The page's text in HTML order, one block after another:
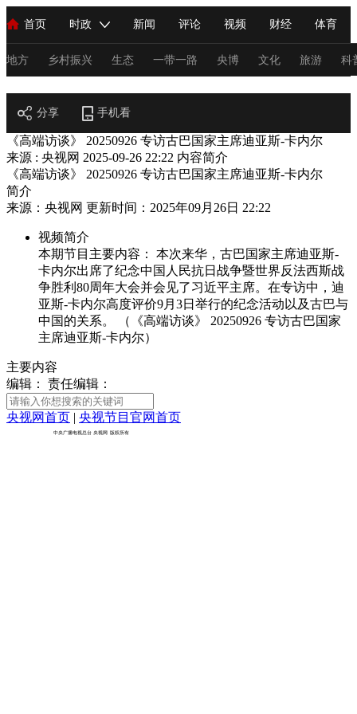
首页 时政 新闻 评论 视频 财经 体育
人民领袖习近平 联播+ 中国领导人 央视快评 习式妙语
直播 栏目大全 节目单 听音 微视频 主持人
海外频道 iPanda English Монгол
地方 乡村振兴 生态 一带一路 央博 文化 旅游 科
总台春晚 网络春晚
新闻 国内 国际 评论 经济 军事 科技
人民领袖习近平 联播+ 热解读 天天学习
视频 小央视频 小央直播 直播中国 熊猫频道
现场 前线 比划 快看 蓝海中国 新兵请入列
体育 直播 竞猜 2026年世界杯 2026年冬奥会
VIP会员 CCTV奥林匹克频道
财经 教育
大国智造 大国展会 大国保险
分享 手机看
《高端访谈》 20250926 专访古巴国家主席迪亚斯-卡内尔
来源 : 央视网 2025-09-26 22:22 内容简介
《高端访谈》 20250926 专访古巴国家主席迪亚斯-卡内尔
简介
来源：央视网 更新时间：2025年09月26日 22:22
视频简介
本期节目主要内容： 本次来华，古巴国家主席迪亚斯-
卡内尔出席了纪念中国人民抗日战争暨世界反法西斯战
争胜利80周年大会并会见了习近平主席。在专访中，迪
亚斯-卡内尔高度评价9月3日举行的纪念活动以及古巴与
中国的关系。 （《高端访谈》 20250926 专访古巴国家
主席迪亚斯-卡内尔）
主要内容
编辑：
责任编辑：
央视网首页 | 央视节目官网首页
中央广播电视总台 央视网 版权所有